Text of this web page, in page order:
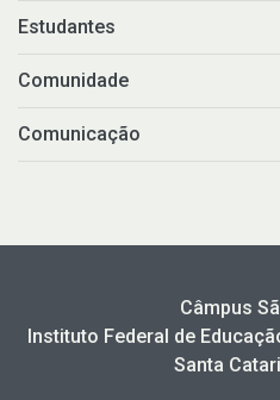
Estudantes
Comunidade
Comunicação
Câmpus
Instituto Federal de
Santa